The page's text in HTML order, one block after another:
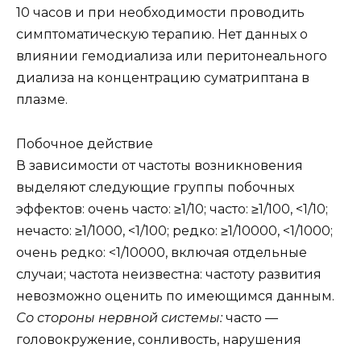
10 часов и при необходимости проводить
симптоматическую терапию. Нет данных о
влиянии гемодиализа или перитонеального
диализа на концентрацию суматриптана в
плазме.
Побочное действие
В зависимости от частоты возникновения
выделяют следующие группы побочных
эффектов: очень часто: ≥1/10; часто: ≥1/100, <1/10;
нечасто: ≥1/1000, <1/100; редко: ≥1/10000, <1/1000;
очень редко: <1/10000, включая отдельные
случаи; частота неизвестна: частоту развития
невозможно оценить по имеющимся данным.
Со стороны нервной системы:часто —
головокружение, сонливость, нарушения